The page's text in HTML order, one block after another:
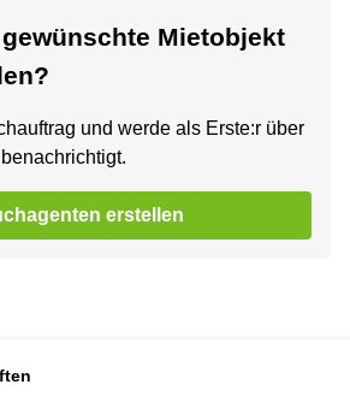
Mietobjekt
und werde als Erste:r über
erstellen